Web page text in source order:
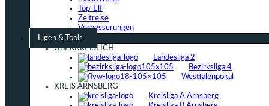
Top-Elf
Zeitreise
Verbesserungen
Ligen & Tools
ÜBERKREISLICH
Landesliga 2
Bezirksliga 4
Westfalenpokal
KREIS ARNSBERG
Kreisliga A Arnsberg